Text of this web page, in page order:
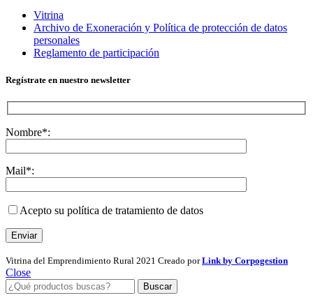
Vitrina
Archivo de Exoneración y Política de protección de datos
personales
Reglamento de participación
Regístrate en nuestro newsletter
Nombre*:
Mail*:
Acepto su política de tratamiento de datos
Vitrina del Emprendimiento Rural 2021 Creado porLink by Corpogestion
Close
Buscar